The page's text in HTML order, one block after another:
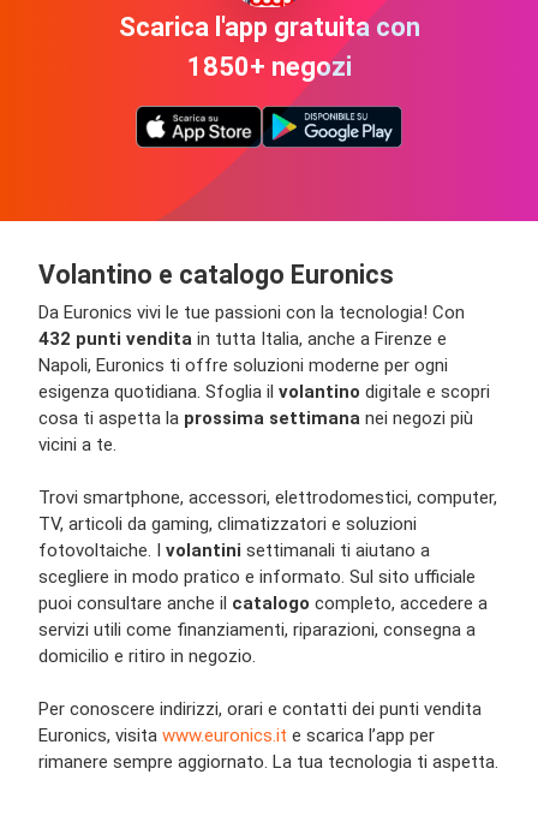
Scarica l'app gratuita con
1850+ negozi
Volantino e catalogo Euronics
Da Euronics vivi le tue passioni con la tecnologia! Con
432 punti vendita in tutta Italia, anche a Firenze e
Napoli, Euronics ti offre soluzioni moderne per ogni
esigenza quotidiana. Sfoglia il volantino digitale e scopri
cosa ti aspetta la prossima settimana nei negozi più
vicini a te.
Trovi smartphone, accessori, elettrodomestici, computer,
TV, articoli da gaming, climatizzatori e soluzioni
fotovoltaiche. I volantini settimanali ti aiutano a
scegliere in modo pratico e informato. Sul sito ufficiale
puoi consultare anche il catalogo completo, accedere a
servizi utili come finanziamenti, riparazioni, consegna a
domicilio e ritiro in negozio.
Per conoscere indirizzi, orari e contatti dei punti vendita
Euronics, visita www.euronics.it e scarica l’app per
rimanere sempre aggiornato. La tua tecnologia ti aspetta.